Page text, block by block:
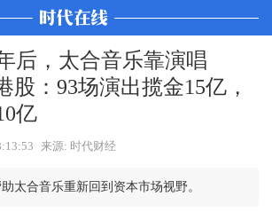
后，太合音乐靠演唱
股：93场演出揽金15亿，
亿
来源: 时代财经
太合音乐重新回到资本市场视野。